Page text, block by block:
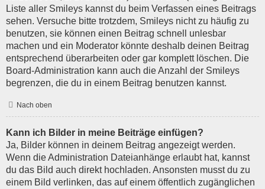
Liste aller Smileys kannst du beim Verfassen eines Beitrags
sehen. Versuche bitte trotzdem, Smileys nicht zu häufig zu
benutzen, sie können einen Beitrag schnell unlesbar
machen und ein Moderator könnte deshalb deinen Beitrag
entsprechend überarbeiten oder gar komplett löschen. Die
Board-Administration kann auch die Anzahl der Smileys
begrenzen, die du in einem Beitrag benutzen kannst.
Nach oben
Kann ich Bilder in meine Beiträge einfügen?
Ja, Bilder können in deinem Beitrag angezeigt werden.
Wenn die Administration Dateianhänge erlaubt hat, kannst
du das Bild auch direkt hochladen. Ansonsten musst du zu
einem Bild verlinken, das auf einem öffentlich zugänglichen